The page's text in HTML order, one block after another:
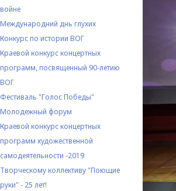
войне
Международний днь глухих
Конкурс по истории ВОГ
Краевой конкурс концертных
программ, посвященный 90-летию
ВОГ
Фестиваль "Голос Победы"
Молодежный форум
Краевой конкурс концертных
программ художественной
самодеятельности -2019
Творческому коллективу "Поющие
руки" - 25 лет!